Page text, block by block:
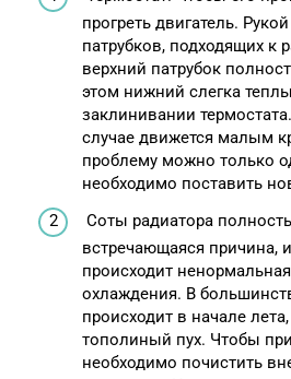
прогреть двигатель.
патрубков, подходящих к
верхний патрубок
этом нижний слегка
заклинивании
случае движется малым
проблему можно только
необходимо поставить
Соты радиатора
встречающаяся причина,
происходит
охлаждения. В
происходит в начале
тополиный пух. Чтобы
необходимо почистить